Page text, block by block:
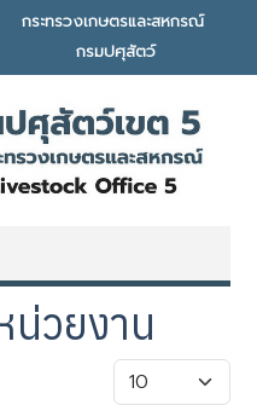
กระทรวงเกษตรและสหกรณ์
กรมปศุสัตว์
น่วยงาน
แสดง #